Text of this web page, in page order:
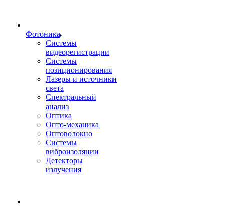
Фотоника
Cистемы
видеорегистрации
Системы
позиционирования
Лазеры и источники
света
Спектральный
анализ
Оптика
Опто-механика
Оптоволокно
Системы
виброизоляции
Детекторы
излучения